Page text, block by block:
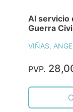
Al servicio
Guerra
VIÑAS,
PVP.